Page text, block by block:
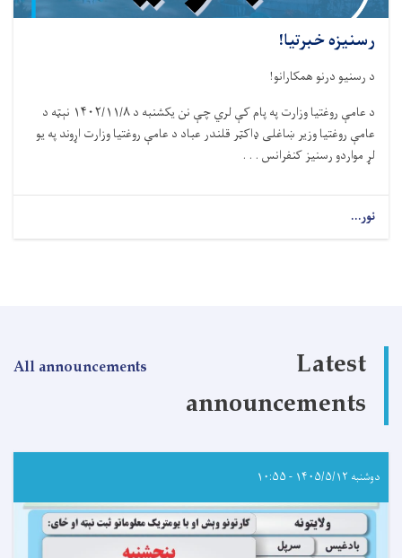
رسنیزه خبرتیا!
د رسنیو درنو همکارانو!
د عامې روغتیا وزارت په پام کې لري چې نن يکشنبه د ۱۴۰۲/۱۱/۸ نېټه د
عامې روغتيا وزير ښاغلی ډاکټر قلندر عباد د عامې روغتيا وزارت اړوند په يو
لړ مواردو رسنيز کنفرانس . . .
نور...
رسنیزه
Latest
announcements
All announcements
دوشنبه ۱۴۰۵/۵/۱۲ - ۱۰:۵۵